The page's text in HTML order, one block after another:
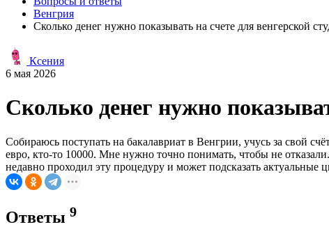
Венгрия
Сколько денег нужно показывать на счете для венгерской
Ксения
6 мая 2026
Сколько денег нужно
Собираюсь поступать на бакалавриат в Венгрии, учусь за свой
евро, кто-то 10000. Мне нужно точно понимать, чтобы не
недавно проходил эту процедуру и может подсказать актуальные
Ответы 9